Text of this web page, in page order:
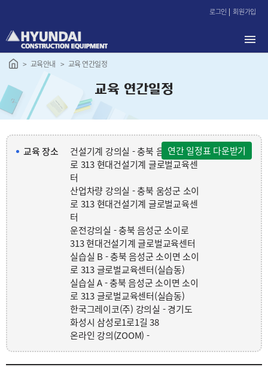
로
가
로그인 회원가입
교육안내 교육 연간일정
교육 연간일정
교육 장소
건설기계 강의실 - 충북 음성군 소이
로 313 현대건설기계 글로벌교육센
터
산업차량 강의실 - 충북 움성군 소이
로 313 현대건설기계 글로벌교육센
터
운전강의실 - 충북 음성군 소이로
313 현대건설기계 글로벌교육센터
실습실 B - 충북 음성군 소이면 소이
로 313 글로벌교육센터(실습동)
실습실 A - 충북 음성군 소이면 소이
로 313 글로벌교육센터(실습동)
한국그레이코(주) 강의실 - 경기도
화성시 삼성로1로1길 38
온라인 강의(ZOOM) -
연간 일정표 다운받기